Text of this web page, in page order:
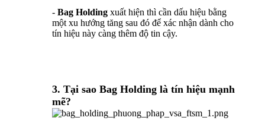
- Bag Holding xuất hiện thì cần dấu hiệu bằng
một xu hướng tăng sau đó để xác nhận dành cho
tín hiệu này càng thêm độ tin cậy.
3. Tại sao Bag Holding là tín hiệu mạnh
mẽ?